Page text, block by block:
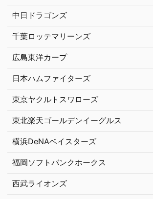
中日ドラゴンズ
千葉ロッテマリーンズ
広島東洋カープ
日本ハムファイターズ
東京ヤクルトスワローズ
東北楽天ゴールデンイーグルス
横浜DeNAベイスターズ
福岡ソフトバンクホークス
西武ライオンズ